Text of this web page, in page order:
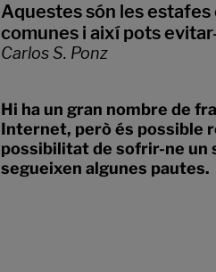
Aquestes són les estafes
comunes i així pots
Carlos S. Ponz
Hi ha un gran nombre de
Internet, però és possible
possibilitat de sofrir-ne un
segueixen algunes pautes.